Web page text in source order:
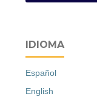
IDIOMA
Español
English